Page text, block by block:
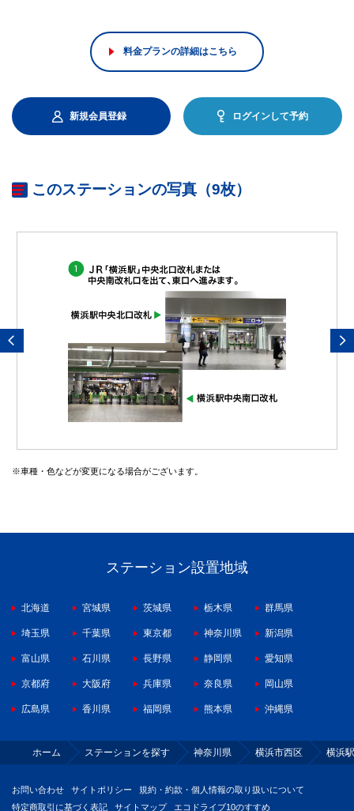
料金プランの詳細はこちら
新規会員登録 ログインして予約
このステーションの写真（9枚）
※車種・色などが変更になる場合がございます。
ステーション設置地域
北海道 宮城県 茨城県 栃木県 群馬県
埼玉県 千葉県 東京都 神奈川県 新潟県
富山県 石川県 長野県 静岡県 愛知県
京都府 大阪府 兵庫県 奈良県 岡山県
広島県 香川県 福岡県 熊本県 沖縄県
ホーム ステーションを探す 神奈川県 横浜市西区 横浜
お問い合わせ サイトポリシー
規約・約款・個人情報の取り扱いについて
特定商取引に基づく表記
サイトマップ エコドライブ10のすすめ